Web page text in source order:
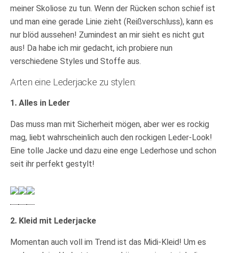
meiner Skoliose zu tun. Wenn der Rücken schon schief ist
und man eine gerade Linie zieht (Reißverschluss), kann es
nur blöd aussehen! Zumindest an mir sieht es nicht gut
aus! Da habe ich mir gedacht, ich probiere nun
verschiedene Styles und Stoffe aus.
Arten eine Lederjacke zu stylen:
1. Alles in Leder
Das muss man mit Sicherheit mögen, aber wer es rockig
mag, liebt wahrscheinlich auch den rockigen Leder-Look!
Eine tolle Jacke und dazu eine enge Lederhose und schon
seit ihr perfekt gestylt!
2. Kleid mit Lederjacke
Momentan auch voll im Trend ist das Midi-Kleid! Um es